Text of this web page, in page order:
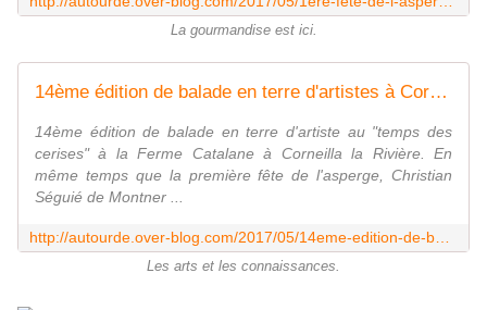
La gourmandise est ici.
14ème édition de balade en terre d'artistes à Corneilla la Rivière en 30 photos - Autour de
14ème édition de balade en terre d'artiste au "temps des
cerises" à la Ferme Catalane à Corneilla la Rivière. En
même temps que la première fête de l'asperge, Christian
Séguié de Montner ...
Les arts et les connaissances.